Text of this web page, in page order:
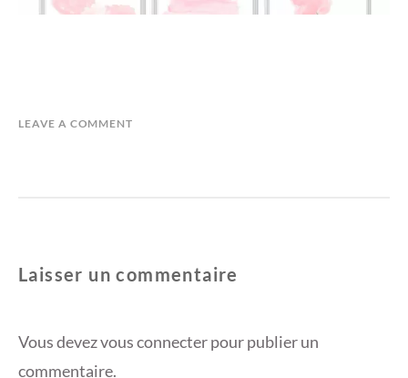
LEAVE A COMMENT
Laisser un commentaire
Vous devezvous connecterpour publier un
commentaire.